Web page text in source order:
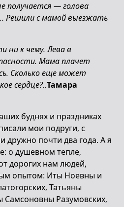
получается — голова
Решили с мамой выезжать
ни к чему. Лева в
Мама плачет
Сколько еще может
сердце?..Тамара
буднях и праздниках
мои подруги, с
почти два года. А я
о душевном тепле,
дорогих нам людей,
опытом: Иты Ноевны и
Татьяны
Разумовских,